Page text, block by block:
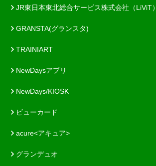
JR東日本東北総合サービス株式会社（LiViT）
GRANSTA(グランスタ)
TRAINIART
NewDaysアプリ
NewDays/KIOSK
ビューカード
acure<アキュア>
グランデュオ